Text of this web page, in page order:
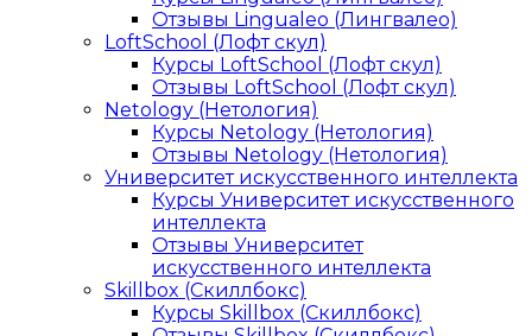
Отзывы Lingualeo (Лингвалео)
LoftSchool (Лофт скул)
Курсы LoftSchool (Лофт скул)
Отзывы LoftSchool (Лофт скул)
Netology (Нетология)
Курсы Netology (Нетология)
Отзывы Netology (Нетология)
Университет искусственного интеллекта
Курсы Университет искусственного
интеллекта
Отзывы Университет
искусственного интеллекта
Skillbox (Скиллбокс)
Курсы Skillbox (Скиллбокс)